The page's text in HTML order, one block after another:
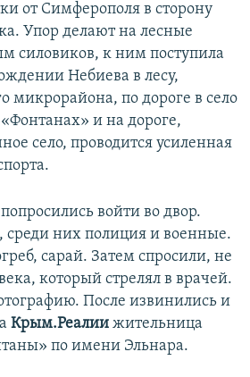
от Симферополя в сторону
Упор делают на лесные
силовиков, к ним поступила
Небиева в лесу,
микрорайона, по дороге в село
и на дороге,
село, проводится усиленная
войти во двор.
среди них полиция и военные.
сарай. Затем спросили, не
который стрелял в врачей.
После извинились и
Крым.Реалии жительница
по имени Эльнара.